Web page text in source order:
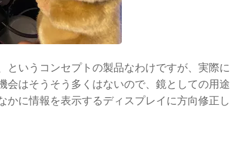
というコンセプトの製品なわけですが、実際に
会はそうそう多くはないので、鏡としての用途
かに情報を表示するディスプレイに方向修正し